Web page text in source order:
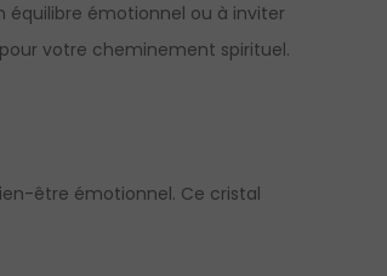
équilibre émotionnel ou à inviter
votre cheminement spirituel.
être émotionnel. Ce cristal